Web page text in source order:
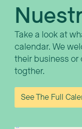
Take a look at
calendar. We
their business
togther.
See The Full